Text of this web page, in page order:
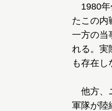
1980年
たこの内
一方の当
れる。実
も存在し
他方、
軍隊が陸